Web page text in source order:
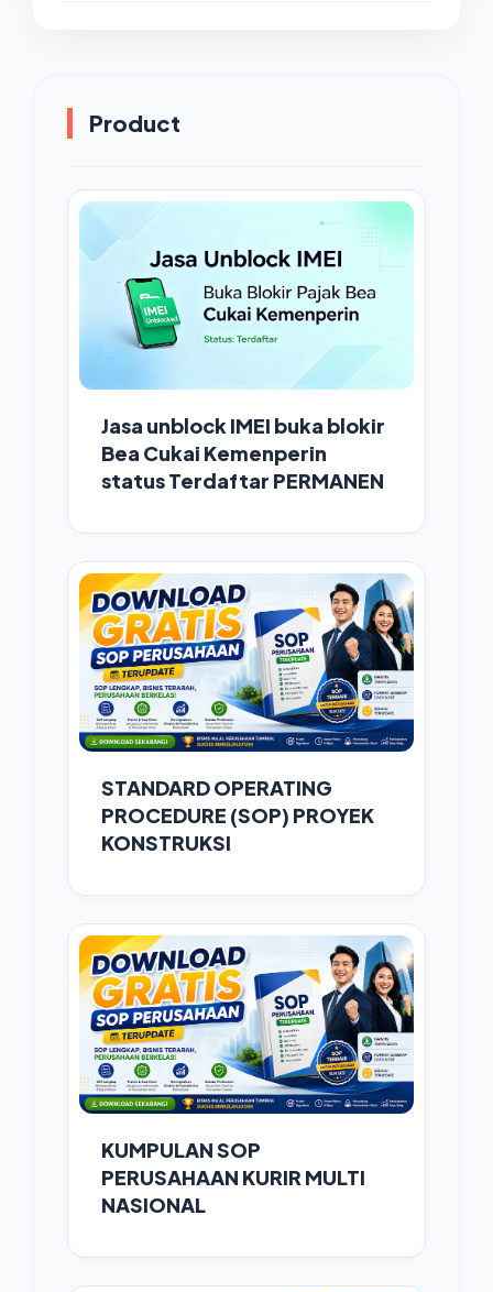
Product
Jasa unblock IMEI buka blokir
Bea Cukai Kemenperin
status Terdaftar PERMANEN
STANDARD OPERATING
PROCEDURE (SOP) PROYEK
KONSTRUKSI
KUMPULAN SOP
PERUSAHAAN KURIR MULTI
NASIONAL